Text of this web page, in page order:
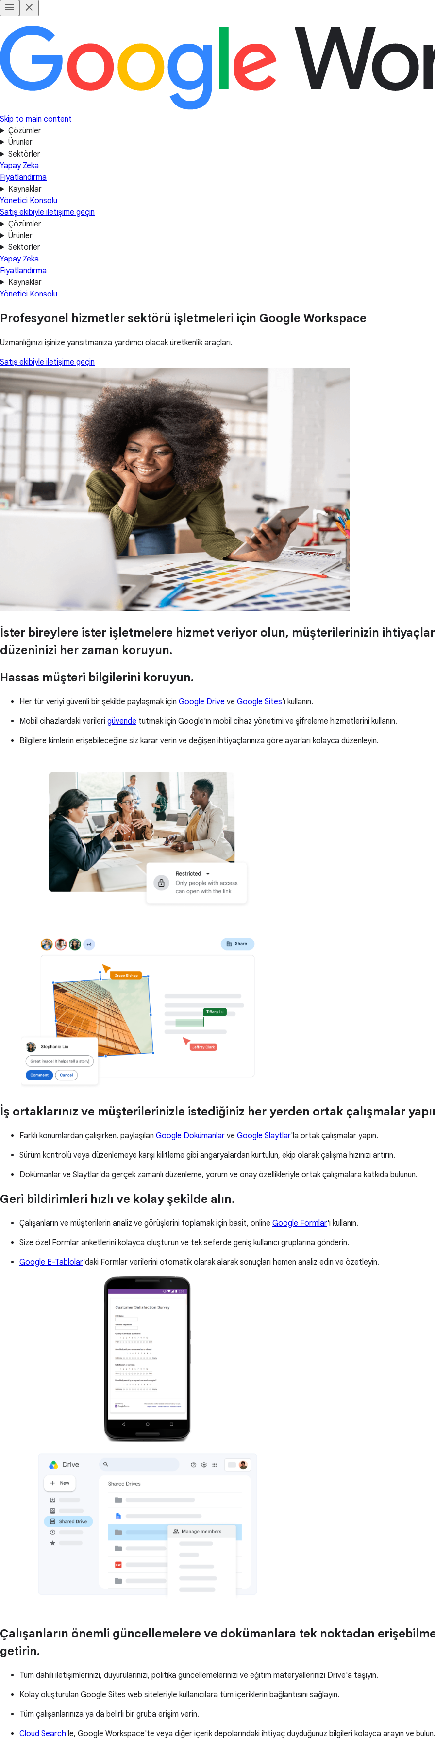
Skip to main content
Çözümler
Ürünler
Sektörler
Yapay Zeka
Fiyatlandırma
Kaynaklar
Yönetici Konsolu
Satış ekibiyle iletişime geçin
Çözümler
Ürünler
Sektörler
Yapay Zeka
Fiyatlandırma
Kaynaklar
Yönetici Konsolu
Profesyonel hizmetler sektörü işletmeleri için Google Workspace
Uzmanlığınızı işinize yansıtmanıza yardımcı olacak üretkenlik araçları.
Satış ekibiyle iletişime geçin
İster bireylere ister işletmelere hizmet veriyor olun, müşterilerinizin
düzeninizi her zaman koruyun.
Hassas müşteri bilgilerini koruyun.
Her tür veriyi güvenli bir şekilde paylaşmak için Google Drive ve Google Sites'ı kullanın.
Mobil cihazlardaki verileri güvende tutmak için Google'ın mobil cihaz yönetimi ve şifreleme hizmetlerini kullanın.
Bilgilere kimlerin erişebileceğine siz karar verin ve değişen ihtiyaçlarınıza göre ayarları kolayca düzenleyin.
İş ortaklarınız ve müşterilerinizle istediğiniz her yerden ortak çalışmalar
Farklı konumlardan çalışırken, paylaşılan Google Dokümanlar ve Google Slaytlar'la ortak çalışmalar yapın.
Sürüm kontrolü veya düzenlemeye karşı kilitleme gibi angaryalardan kurtulun, ekip olarak çalışma hızınızı artırın.
Dokümanlar ve Slaytlar'da gerçek zamanlı düzenleme, yorum ve onay özellikleriyle ortak çalışmalara katkıda bulunun.
Geri bildirimleri hızlı ve kolay şekilde alın.
Çalışanların ve müşterilerin analiz ve görüşlerini toplamak için basit, online Google Formlar'ı kullanın.
Size özel Formlar anketlerini kolayca oluşturun ve tek seferde geniş kullanıcı gruplarına gönderin.
Google E-Tablolar'daki Formlar verilerini otomatik olarak alarak sonuçları hemen analiz edin ve özetleyin.
Çalışanların önemli güncellemelere ve dokümanlara tek noktadan
getirin.
Tüm dahili iletişimlerinizi, duyurularınızı, politika güncellemelerinizi ve eğitim materyallerinizi Drive'a taşıyın.
Kolay oluşturulan Google Sites web siteleriyle kullanıcılara tüm içeriklerin bağlantısını sağlayın.
Tüm çalışanlarınıza ya da belirli bir gruba erişim verin.
Cloud Search'le, Google Workspace'te veya diğer içerik depolarındaki ihtiyaç duyduğunuz bilgileri kolayca arayın ve bulun.